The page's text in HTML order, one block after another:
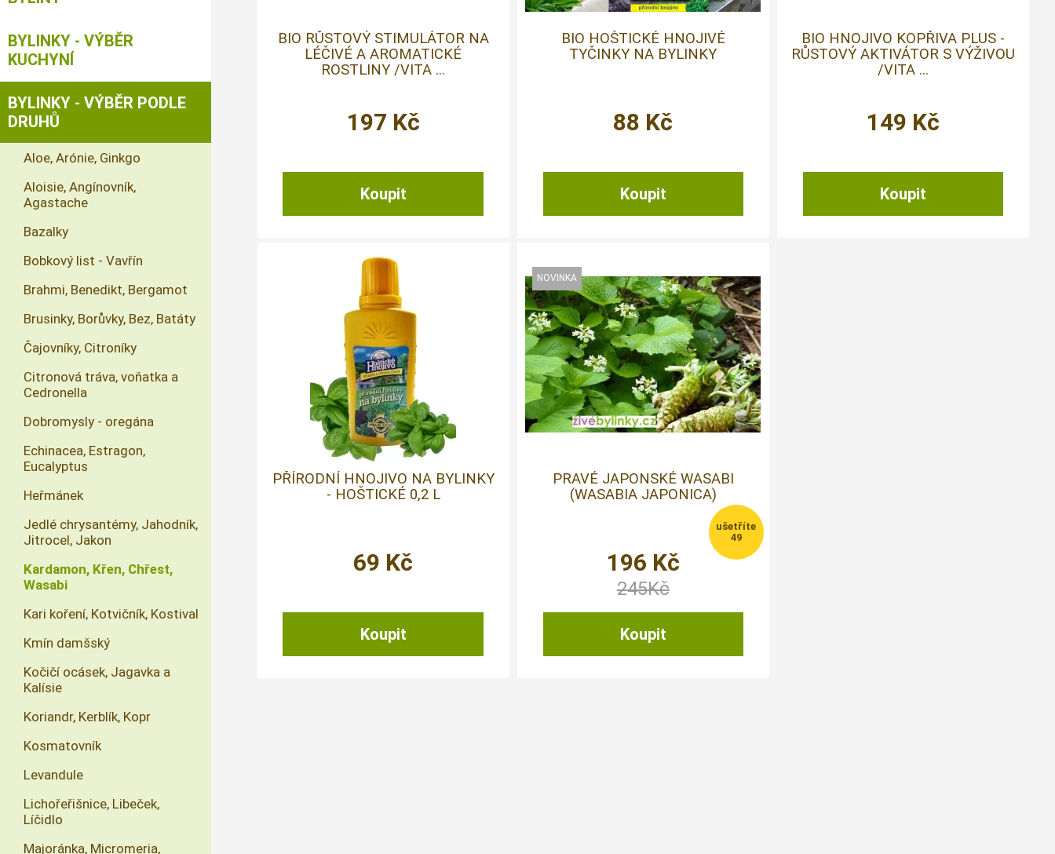
BIO RŮSTOVÝ STIMULÁTOR NA
LÉČIVÉ A AROMATICKÉ
ROSTLINY /VITA ...
197 Kč
BIO HOŠTICKÉ HNOJIVÉ
TYČINKY NA BYLINKY
88 Kč
BIO HNOJIVO KOPŘIVA PLUS -
RŮSTOVÝ AKTIVÁTOR S VÝŽIVOU
/VITA ...
149 Kč
PŘÍRODNÍ HNOJIVO NA BYLINKY
- HOŠTICKÉ 0,2 L
69 Kč
PRAVÉ JAPONSKÉ WASABI
(WASABIA JAPONICA)
196 Kč
49
245Kč
BYLINKY - VÝBĚR
KUCHYNÍ
BYLINKY - VÝBĚR PODLE
DRUHŮ
Aloe, Arónie, Ginkgo
Aloisie, Angínovník,
Agastache
Bazalky
Bobkový list - Vavřín
Brahmi, Benedikt, Bergamot
Brusinky, Borůvky, Bez, Batáty
Čajovníky, Citroníky
Citronová tráva, voňatka a
Cedronella
Dobromysly - oregána
Echinacea, Estragon,
Eucalyptus
Heřmánek
Jedlé chrysantémy, Jahodník,
Jitrocel, Jakon
Kardamon, Křen, Chřest,
Wasabi
Kari koření, Kotvičník, Kostival
Kmín damšský
Kočičí ocásek, Jagavka a
Kalísie
Koriandr, Kerblík, Kopr
Kosmatovník
Levandule
Lichořeřišnice, Libeček,
Líčidlo
Majoránka, Micromeria,